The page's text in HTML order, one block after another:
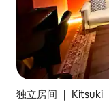
独立房间 ｜ Kitsuki